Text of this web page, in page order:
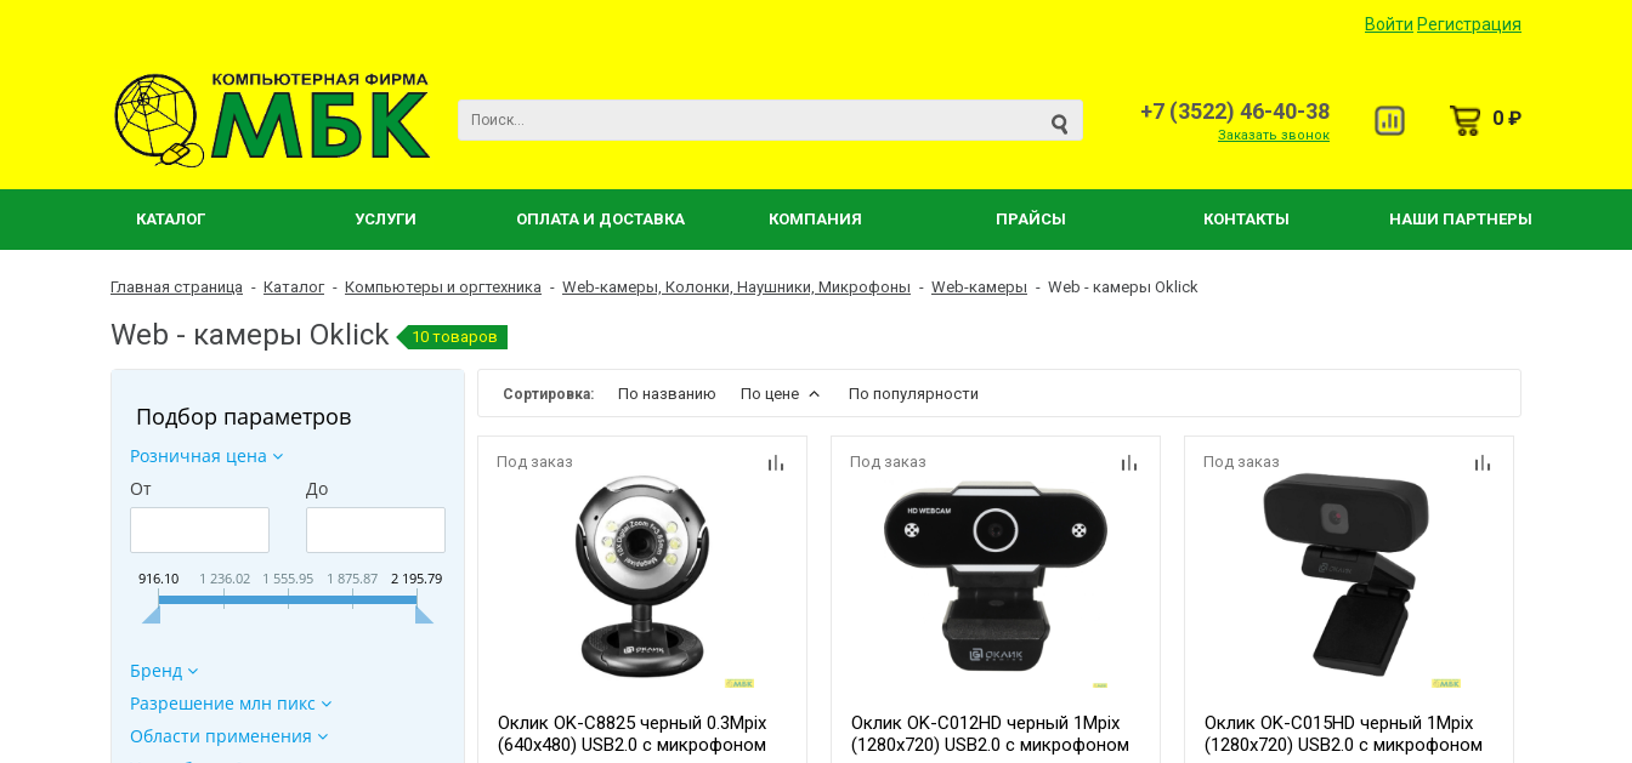
Войти Регистрация
+7 (3522) 46-40-38
Заказать звонок
0 ₽
КАТАЛОГ УСЛУГИ ОПЛАТА И ДОСТАВКА КОМПАНИЯ ПРАЙСЫ КОНТАКТЫ НАШИ ПАРТНЕРЫ
Главная страница - Каталог - Компьютеры и оргтехника - Web-камеры, Колонки, Наушники, Микрофоны - Web-камеры - Web - камеры Oklick
Web - камеры Oklick 10 товаров
Подбор параметров
Розничная цена
От
До
916.10 1 236.02 1 555.95 1 875.87 2 195.79
Бренд
Разрешение млн пикс
Области применения
Сортировка: По названию По цене По популярности
Под заказ
Оклик OK-C8825 черный 0.3Mpix
(640x480) USB2.0 с микрофоном
Под заказ
Оклик OK-C012HD черный 1Mpix
(1280x720) USB2.0 с микрофоном
Под заказ
Оклик OK-C015HD черный 1Mpix
(1280x720) USB2.0 с микрофоном